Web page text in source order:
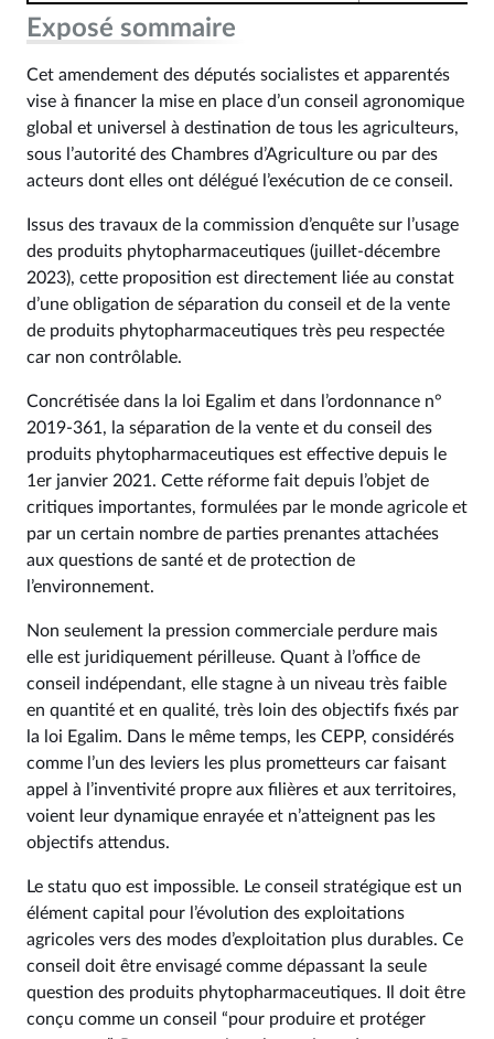
Exposé sommaire
Cet amendement des députés socialistes et apparentés
vise à financer la mise en place d’un conseil agronomique
global et universel à destination de tous les agriculteurs,
sous l’autorité des Chambres d’Agriculture ou par des
acteurs dont elles ont délégué l’exécution de ce conseil.
Issus des travaux de la commission d’enquête sur l’usage
des produits phytopharmaceutiques (juillet-décembre
2023), cette proposition est directement liée au constat
d’une obligation de séparation du conseil et de la vente
de produits phytopharmaceutiques très peu respectée
car non contrôlable.
Concrétisée dans la loi Egalim et dans l’ordonnance n°
2019-361, la séparation de la vente et du conseil des
produits phytopharmaceutiques est effective depuis le
1er janvier 2021. Cette réforme fait depuis l’objet de
critiques importantes, formulées par le monde agricole et
par un certain nombre de parties prenantes attachées
aux questions de santé et de protection de
l’environnement.
Non seulement la pression commerciale perdure mais
elle est juridiquement périlleuse. Quant à l’office de
conseil indépendant, elle stagne à un niveau très faible
en quantité et en qualité, très loin des objectifs fixés par
la loi Egalim. Dans le même temps, les CEPP, considérés
comme l’un des leviers les plus prometteurs car faisant
appel à l’inventivité propre aux filières et aux territoires,
voient leur dynamique enrayée et n’atteignent pas les
objectifs attendus.
Le statu quo est impossible. Le conseil stratégique est un
élément capital pour l’évolution des exploitations
agricoles vers des modes d’exploitation plus durables. Ce
conseil doit être envisagé comme dépassant la seule
question des produits phytopharmaceutiques. Il doit être
conçu comme un conseil “pour produire et protéger